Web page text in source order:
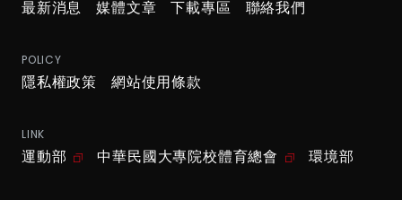
最新消息
媒體文章 下載專區 聯絡我們
POLICY
隱私權政策 網站使用條款
LINK
運動部 中華民國大專院校體育總會 環境部